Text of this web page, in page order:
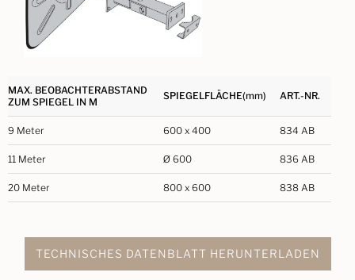
MAX. BEOBACHTERABSTAND
ZUM SPIEGEL IN M
SPIEGELFLÄCHE(mm) ART.-NR.
9 Meter 600 x 400 834 AB
11 Meter Ø 600 836 AB
20 Meter 800 x 600 838 AB
TECHNISCHES DATENBLATT HERUNTERLADEN